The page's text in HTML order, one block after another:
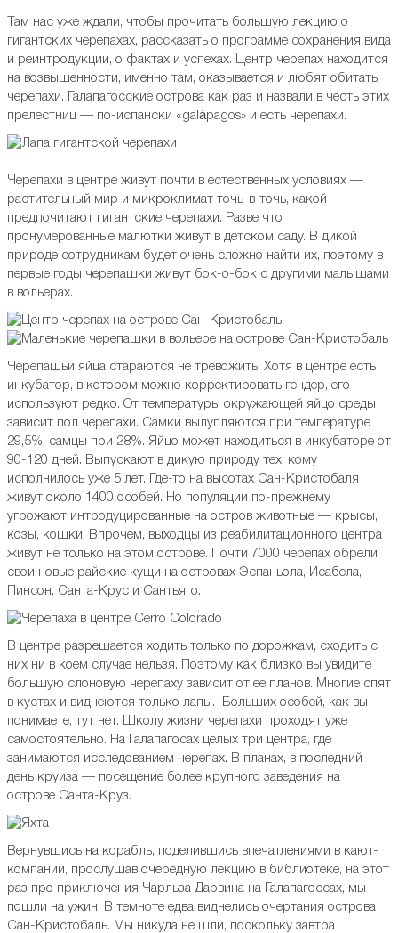
Там нас уже ждали, чтобы прочитать большую лекцию о
гигантских черепахах, рассказать о программе сохранения вида
и реинтродукции, о фактах и успехах. Центр черепах находится
на возвышенности, именно там, оказывается и любят обитать
черепахи. Галапагосские острова как раз и назвали в честь этих
прелестниц — по-испански «galápagos» и есть черепахи.
Черепахи в центре живут почти в естественных условиях —
растительный мир и микроклимат точь-в-точь, какой
предпочитают гигантские черепахи. Разве что
пронумерованные малютки живут в детском саду. В дикой
природе сотрудникам будет очень сложно найти их, поэтому в
первые годы черепашки живут бок-о-бок с другими малышами
в вольерах.
Черепашьи яйца стараются не тревожить. Хотя в центре есть
инкубатор, в котором можно корректировать гендер, его
используют редко. От температуры окружающей яйцо среды
зависит пол черепахи. Самки вылупляются при температуре
29,5%, самцы при 28%. Яйцо может находиться в инкубаторе от
90-120 дней. Выпускают в дикую природу тех, кому
исполнилось уже 5 лет. Где-то на высотах Сан-Кристобаля
живут около 1400 особей. Но популяции по-прежнему
угрожают интродуцированные на остров животные — крысы,
козы, кошки. Впрочем, выходцы из реабилитационного центра
живут не только на этом острове. Почти 7000 черепах обрели
свои новые райские кущи на островах Эспаньола, Исабела,
Пинсон, Санта-Крус и Сантьяго.
В центре разрешается ходить только по дорожкам, сходить с
них ни в коем случае нельзя. Поэтому как близко вы увидите
большую слоновую черепаху зависит от ее планов. Многие спят
в кустах и виднеются только лапы. Больших особей, как вы
понимаете, тут нет. Школу жизни черепахи проходят уже
самостоятельно. На Галапагосах целых три центра, где
занимаются исследованием черепах. В планах, в последний
день круиза — посещение более крупного заведения на
острове Санта-Круз.
Вернувшись на корабль, поделившись впечатлениями в кают-
компании, прослушав очередную лекцию в библиотеке, на этот
раз про приключения Чарльза Дарвина на Галапагоссах, мы
пошли на ужин. В темноте едва виднелись очертания острова
Сан-Кристобаль. Мы никуда не шли, поскольку завтра